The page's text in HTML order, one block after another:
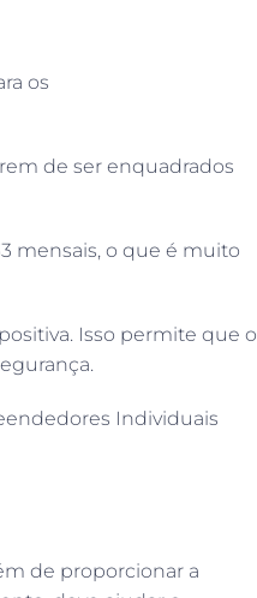
os
de ser enquadrados
mensais, o que é muito
Isso permite que o
Individuais
de proporcionar a